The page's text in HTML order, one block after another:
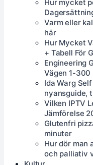
Hur mycket
Varm eller
här
Hur Mycket
+ Tabell För
Engineering
Vägen 1-300
Ida Warg
nyansguide,
Vilken IPTV
Jämförelse
Glutenfri
minuter
Hur dör man
och palliativ